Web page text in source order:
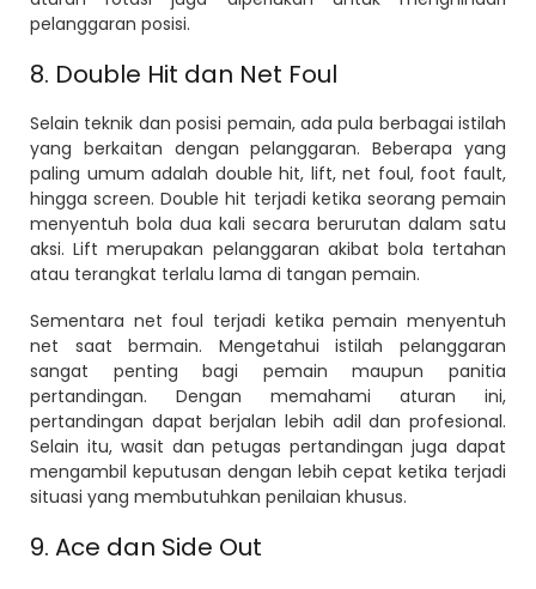
pelanggaran posisi.
8. Double Hit dan Net Foul
Selain teknik dan posisi pemain, ada pula berbagai istilah
yang berkaitan dengan pelanggaran. Beberapa yang
paling umum adalah double hit, lift, net foul, foot fault,
hingga screen. Double hit terjadi ketika seorang pemain
menyentuh bola dua kali secara berurutan dalam satu
aksi. Lift merupakan pelanggaran akibat bola tertahan
atau terangkat terlalu lama di tangan pemain.
Sementara net foul terjadi ketika pemain menyentuh
net saat bermain. Mengetahui istilah pelanggaran
sangat penting bagi pemain maupun panitia
pertandingan. Dengan memahami aturan ini,
pertandingan dapat berjalan lebih adil dan profesional.
Selain itu, wasit dan petugas pertandingan juga dapat
mengambil keputusan dengan lebih cepat ketika terjadi
situasi yang membutuhkan penilaian khusus.
9. Ace dan Side Out